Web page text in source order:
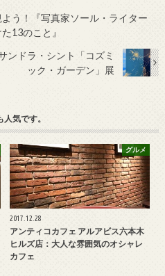
う！『写真家ソール・ライター
13のこと』
ンドラ・シント「コズミ
ック・ガーデン」展
気です。
グルメ
2017.12.28
アンティコカフェ アルアビス六本木
ヒルズ店：大人な雰囲気のオシャレ
カフェ